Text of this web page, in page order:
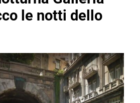
le notti dello